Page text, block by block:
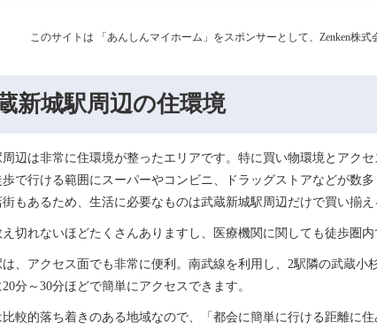
このサイトは 「あんしんマイホーム」をスポンサーとして、Zenken株式
新城駅周辺の住環境
辺は非常に住環境が整ったエリアです。特に買い物環境とアク
で行ける範囲にスーパーやコンビニ、ドラッグストアなどが数
もあるため、生活に必要なものは武蔵新城駅周辺だけで買い揃え
切れないほどたくさんありますし、医療機関に関しても徒歩圏内
、アクセス面でも非常に便利。南武線を利用し、2駅隣の武蔵小
分～30分ほどで簡単にアクセスできます。
較的落ち着きのある地域なので、「都会に簡単に行ける距離に